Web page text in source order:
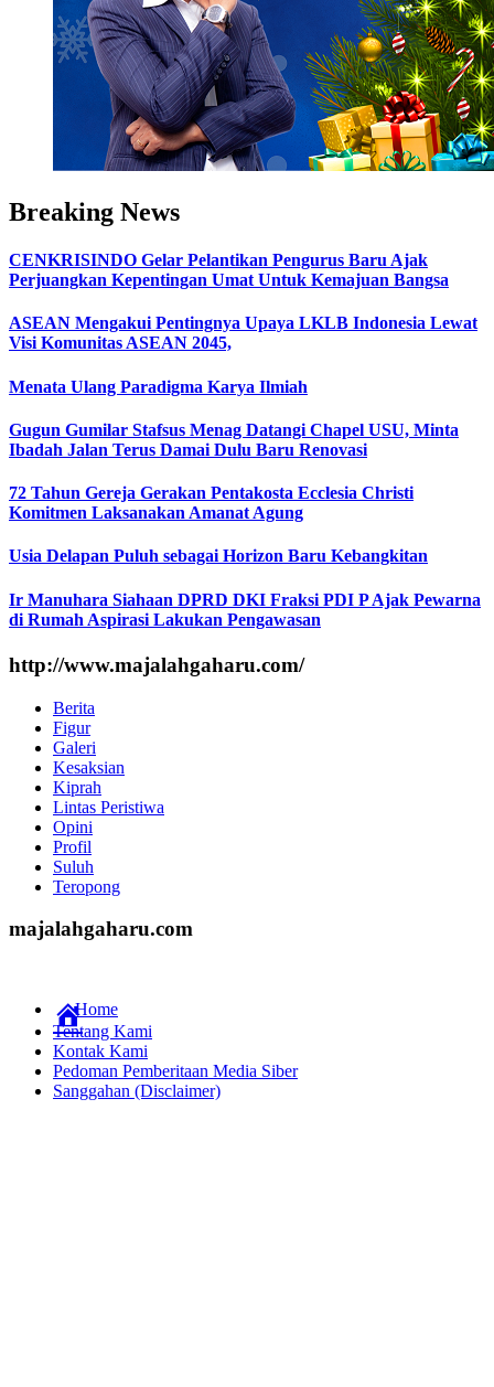
Breaking News
CENKRISINDO Gelar Pelantikan Pengurus Baru Ajak
Perjuangkan Kepentingan Umat Untuk Kemajuan Bangsa
ASEAN Mengakui Pentingnya Upaya LKLB Indonesia Lewat
Visi Komunitas ASEAN 2045,
Menata Ulang Paradigma Karya Ilmiah
Gugun Gumilar Stafsus Menag Datangi Chapel USU, Minta
Ibadah Jalan Terus Damai Dulu Baru Renovasi
72 Tahun Gereja Gerakan Pentakosta Ecclesia Christi
Komitmen Laksanakan Amanat Agung
Usia Delapan Puluh sebagai Horizon Baru Kebangkitan
Ir Manuhara Siahaan DPRD DKI Fraksi PDI P Ajak Pewarna
di Rumah Aspirasi Lakukan Pengawasan
http://www.majalahgaharu.com/
Berita
Figur
Galeri
Kesaksian
Kiprah
Lintas Peristiwa
Opini
Profil
Suluh
Teropong
majalahgaharu.com
Home
Tentang Kami
Kontak Kami
Pedoman Pemberitaan Media Siber
Sanggahan (Disclaimer)